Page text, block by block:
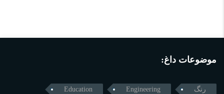
موضوعات داغ:
رنگ Engineering
Education